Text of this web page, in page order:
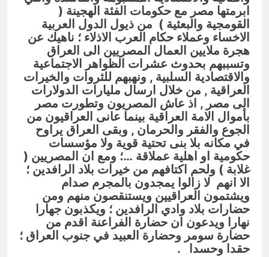
ابرمتها مصر مع حكومات الفئة الهجينة (
القومجية والبعثية ) من ذيول الدول العربية
الاخساء وعملاء حكام العرب الاذلاء ؛ ناهيك عن
هجرة ملايين العمال المصريين الى العراق
وتسببهم بحدوث عشرات الظواهر الاجتماعية
والاقتصادية السلبية , ونهبهم للثروات والخيرات
العراقية , من خلال ارسال مليارات الدولارات
الى مصر , اذ عاش المصريون وتطورت مصر
بأموال الامة العراقية بينما عانى العراقيون من
الجوع والفقر والحرمان , وبقى العراق يراوح
في مكانه بلا بنى تحتية قوية ولا مؤسسات
حكومية او اهلية عملاقة …؛ ومع ان المصريين (
غلابة ) ولحم اكتافهم من خيرات بلاد الرافدين ؛
الا انهم لا زالوا يمجدون بالمجرم صدام
ويشتمون العراقيين ويستنقصون منهم ومن
حضارات بلاد وادي الرافدين ؛ ويكذبون جهارا
نهارا ويدعون ان حضارة الفراعنة اقدم من
حضارة سومر وحضارة العبيد في جنوب العراق ؛
حقدا وحسدا .